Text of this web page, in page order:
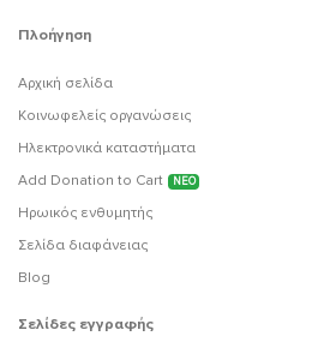
Πλοήγηση
Αρχική σελίδα
Κοινωφελείς οργανώσεις
Ηλεκτρονικά καταστήματα
Add Donation to Cart
ΝΕΟ
Ηρωικός ενθυμητής
Σελίδα διαφάνειας
Blog
Σελίδες εγγραφής